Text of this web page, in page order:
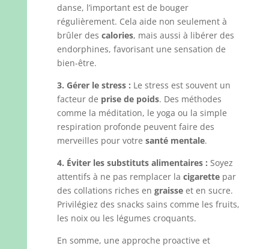
danse, l’important est de bouger
régulièrement. Cela aide non seulement à
brûler des calories, mais aussi à libérer des
endorphines, favorisant une sensation de
bien-être.
3. Gérer le stress : Le stress est souvent un
facteur de prise de poids. Des méthodes
comme la méditation, le yoga ou la simple
respiration profonde peuvent faire des
merveilles pour votre santé mentale.
4. Éviter les substituts alimentaires : Soyez
attentifs à ne pas remplacer la cigarettepar
des collations riches en graisseet en sucre.
Privilégiez des snacks sains comme les fruits,
les noix ou les légumes croquants.
En somme, une approche proactive et